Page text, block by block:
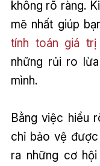
không rõ ràng.
mẽ nhất giúp
tính toán giá trị
những rủi ro
mình.
Bằng việc hiểu
chỉ bảo vệ
ra những cơ